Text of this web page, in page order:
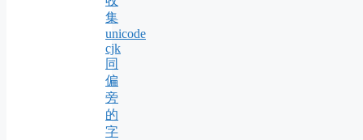
集
unicode
cjk
同
偏
旁
的
字